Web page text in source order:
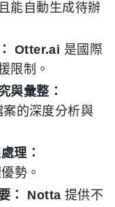
能自動生成待辦
Otter.ai 是國際
限制。
與彙整：
的深度分析與
理：
勢。
：
Notta 提供不